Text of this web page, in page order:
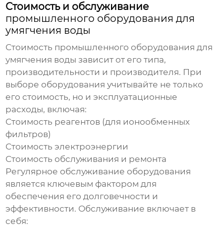
Стоимость и обслуживание
промышленного оборудования для
умягчения воды
Стоимость промышленного оборудования для
умягчения воды зависит от его типа,
производительности и производителя. При
выборе оборудования учитывайте не только
его стоимость, но и эксплуатационные
расходы, включая:
Стоимость реагентов (для ионообменных
фильтров)
Стоимость электроэнергии
Стоимость обслуживания и ремонта
Регулярное обслуживание оборудования
является ключевым фактором для
обеспечения его долговечности и
эффективности. Обслуживание включает в
себя: